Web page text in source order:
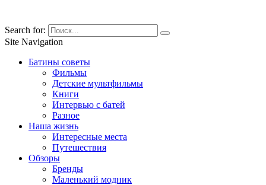
Search for:
Site Navigation
Батины советы
Фильмы
Детские мультфильмы
Книги
Интервью с батей
Разное
Наша жизнь
Интересные места
Путешествия
Обзоры
Бренды
Маленький модник